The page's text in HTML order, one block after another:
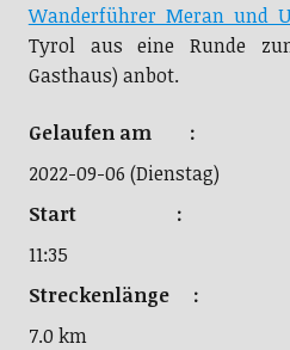
Wanderführer Meran und
Tyrol aus eine Runde
Gasthaus) anbot.
Gelaufen am :
2022-09-06 (Dienstag)
Start :
11:35
Streckenlänge :
7.0 km